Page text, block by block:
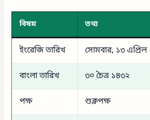
বিষয় তথ্য
ইংরেজি তারিখ সোমবার, ১৩ এপ্রিল
বাংলা তারিখ ৩০ চৈত্র ১৪৩২
পক্ষ শুক্লপক্ষ